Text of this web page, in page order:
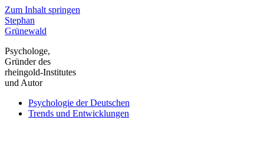
Zum Inhalt springen
Stephan
Grünewald
Psychologe,
Gründer des
rheingold-Institutes
und Autor
Psychologie der Deutschen
Trends und Entwicklungen